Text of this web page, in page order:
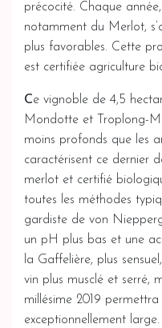
précocité. Chaque
notamment du Merlot,
plus favorables. Cette
est certifiée agriculture
Ce vignoble de 4,5
Mondotte et Troplong-
moins profonds que les
caractérisent ce dernier
merlot et certifié
toutes les méthodes
gardiste de von
un pH plus bas et une
la Gaffelière, plus
vin plus musclé et serré,
millésime 2019
exceptionnellement large.